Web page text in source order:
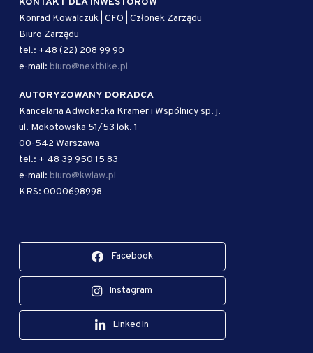
Konrad Kowalczuk | CFO | Członek Zarządu
Biuro Zarządu
tel.: +48 (22) 208 99 90
e-mail: biuro@nextbike.pl
AUTORYZOWANY DORADCA
Kancelaria Adwokacka Kramer i Wspólnicy sp. j.
ul. Mokotowska 51/53 lok. 1
00-542 Warszawa
tel.: + 48 39 950 15 83
e-mail: biuro@kwlaw.pl
KRS: 0000698998
Facebook
Instagram
LinkedIn